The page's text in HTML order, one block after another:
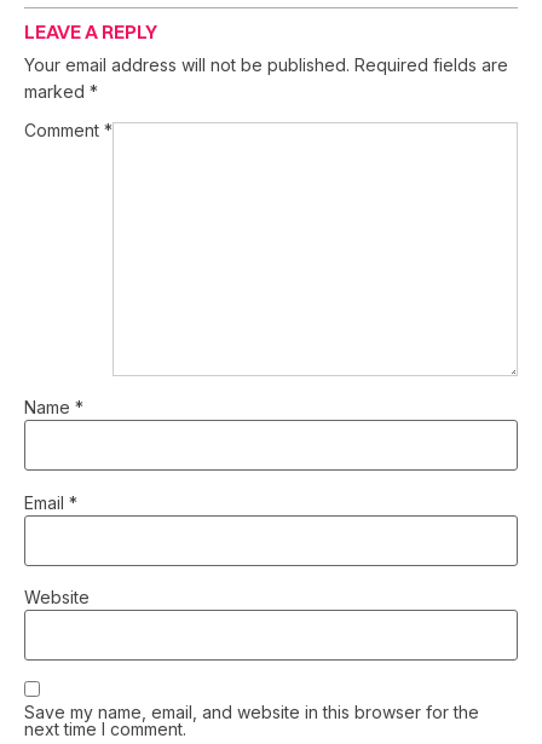
LEAVE A REPLY
Your email address will not be published. Required fields are
marked *
Comment *
Name *
Email *
Website
Save my name, email, and website in this browser for the
next time I comment.